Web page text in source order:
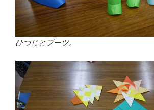
ひつじとブーツ。